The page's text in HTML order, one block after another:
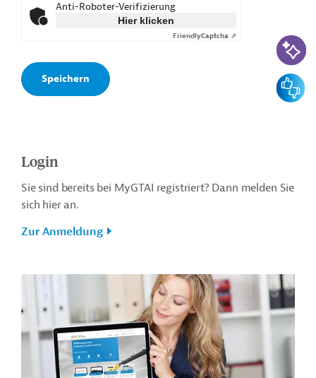
Anti-Roboter-Verifizierung
Hier klicken
FriendlyCaptcha ⇗
Login
Sie sind bereits bei MyGTAI registriert? Dann melden Sie
sich hier an.
Zur Anmeldung
KI-